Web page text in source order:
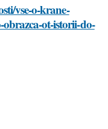
vse-o-krane-
ot-istorii-do-